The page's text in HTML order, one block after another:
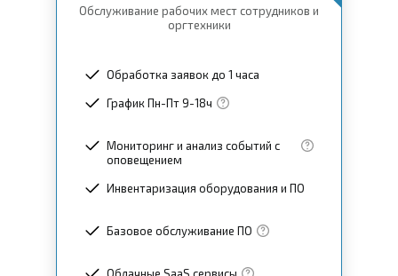
Обслуживание рабочих мест сотрудников и
оргтехники
Обработка заявок до 1 часа
График Пн-Пт 9-18ч
Мониторинг и анализ событий с
оповещением
Инвентаризация оборудования и ПО
Базовое обслуживание ПО
Облачные SaaS сервисы